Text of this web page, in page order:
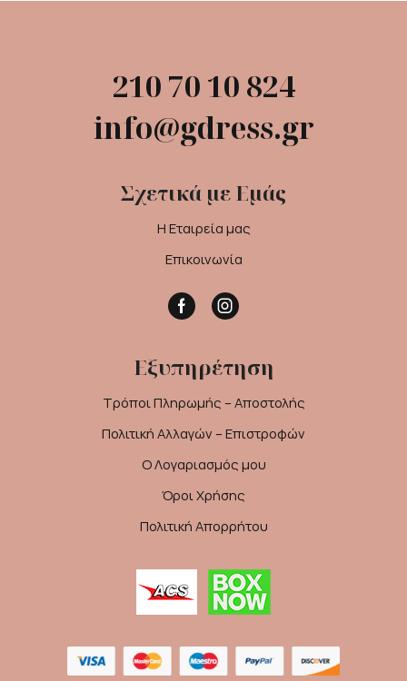
210 70 10 824
info@gdress.gr
Σχετικά με Εμάς
Η Εταιρεία μας
Επικοινωνία
FacebookInstagram
Εξυπηρέτηση
Τρόποι Πληρωμής – Αποστολής
Πολιτική Αλλαγών – Επιστροφών
Ο Λογαριασμός μου
Όροι Χρήσης
Πολιτική Απορρήτου